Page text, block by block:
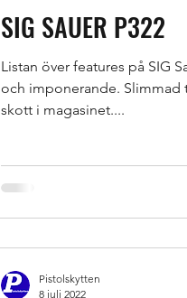
SIG SAUER P322
Listan över features på SIG
och imponerande. Slimmad
skott i magasinet....
Pistolskytten
8 juli 2022